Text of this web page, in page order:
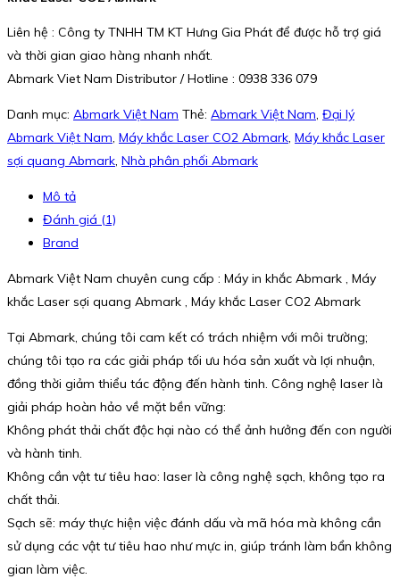
Liên hệ : Công ty TNHH TM KT Hưng Gia Phát để được hỗ trợ giá
và thời gian giao hàng nhanh nhất.
Abmark Viet Nam Distributor / Hotline : 0938 336 079
Danh mục: Abmark Việt Nam Thẻ: Abmark Việt Nam, Đại lý
Abmark Việt Nam, Máy khắc Laser CO2 Abmark, Máy khắc Laser
sợi quang Abmark, Nhà phân phối Abmark
Mô tả
Đánh giá (1)
Brand
Abmark Việt Nam chuyên cung cấp : Máy in khắc Abmark , Máy
khắc Laser sợi quang Abmark , Máy khắc Laser CO2 Abmark
Tại Abmark, chúng tôi cam kết có trách nhiệm với môi trường;
chúng tôi tạo ra các giải pháp tối ưu hóa sản xuất và lợi nhuận,
đồng thời giảm thiểu tác động đến hành tinh. Công nghệ laser là
giải pháp hoàn hảo về mặt bền vững:
Không phát thải chất độc hại nào có thể ảnh hưởng đến con người
và hành tinh.
Không cần vật tư tiêu hao: laser là công nghệ sạch, không tạo ra
chất thải.
Sạch sẽ: máy thực hiện việc đánh dấu và mã hóa mà không cần
sử dụng các vật tư tiêu hao như mực in, giúp tránh làm bẩn không
gian làm việc.